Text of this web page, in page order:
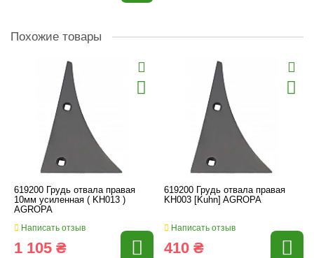
Похожие товары
619200 Грудь отвала правая
10мм усиленная ( KH013 )
AGROPA
Написать отзыв
1 105 ₴
619200 Грудь отвала правая
KH003 [Kuhn] AGROPA
Написать отзыв
410 ₴